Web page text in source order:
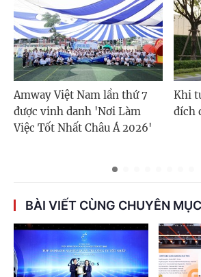
Amway Việt Nam lần thứ 7
được vinh danh 'Nơi Làm
Việc Tốt Nhất Châu Á 2026'
Khi
đích
BÀI VIẾT CÙNG CHUYÊN MỤC